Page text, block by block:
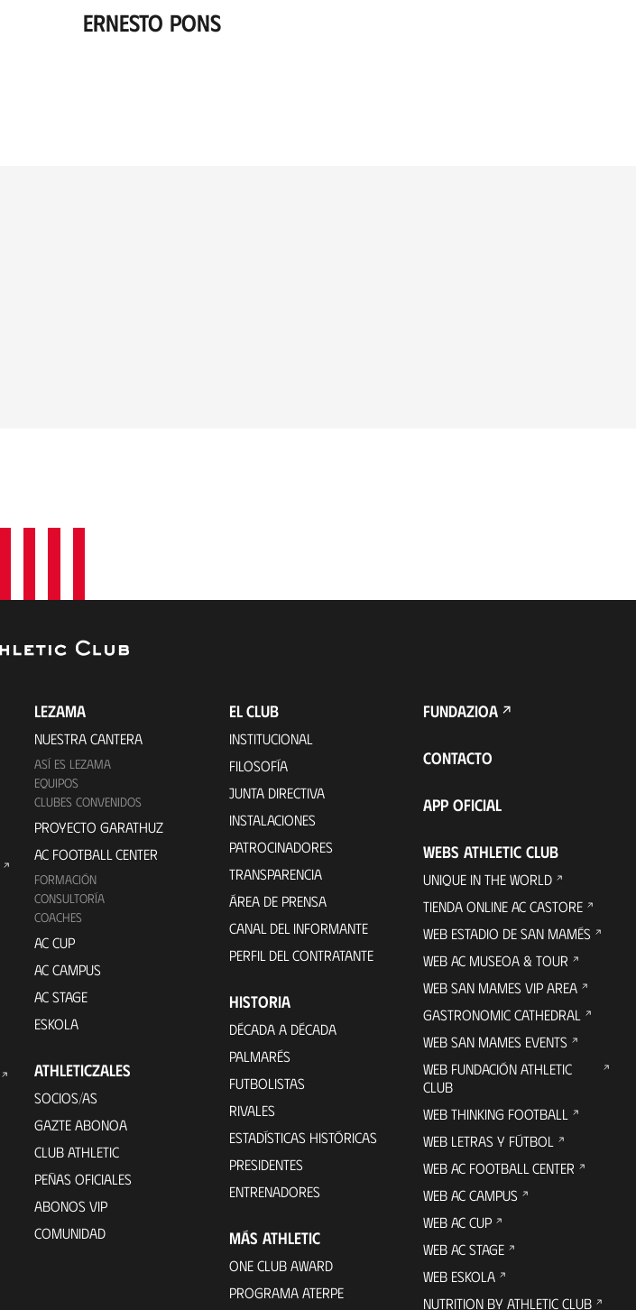
Ernesto Pons
LEZAMA
NUESTRA CANTERA
ASÍ ES LEZAMA
EQUIPOS
CLUBES CONVENIDOS
PROYECTO GARATHUZ
AC FOOTBALL CENTER
FORMACIÓN
CONSULTORÍA
COACHES
AC CUP
AC CAMPUS
AC STAGE
ESKOLA
ATHLETICZALES
SOCIOS/AS
GAZTE ABONOA
CLUB ATHLETIC
PEÑAS OFICIALES
ABONOS VIP
COMUNIDAD
EL CLUB
INSTITUCIONAL
FILOSOFÍA
JUNTA DIRECTIVA
INSTALACIONES
PATROCINADORES
TRANSPARENCIA
ÁREA DE PRENSA
CANAL DEL INFORMANTE
PERFIL DEL CONTRATANTE
HISTORIA
DÉCADA A DÉCADA
PALMARÉS
FUTBOLISTAS
RIVALES
ESTADÍSTICAS HISTÓRICAS
PRESIDENTES
ENTRENADORES
MÁS ATHLETIC
ONE CLUB AWARD
PROGRAMA ATERPE
FUNDAZIOA
CONTACTO
APP OFICIAL
WEBS ATHLETIC CLUB
UNIQUE IN THE WORLD
TIENDA ONLINE AC CASTORE
WEB ESTADIO DE SAN MAMÉS
WEB AC MUSEOA & TOUR
WEB SAN MAMES VIP AREA
GASTRONOMIC CATHEDRAL
WEB SAN MAMES EVENTS
WEB FUNDACIÓN ATHLETIC
CLUB
WEB THINKING FOOTBALL
WEB LETRAS Y FÚTBOL
WEB AC FOOTBALL CENTER
WEB AC CAMPUS
WEB AC CUP
WEB AC STAGE
WEB ESKOLA
NUTRITION BY ATHLETIC CLUB